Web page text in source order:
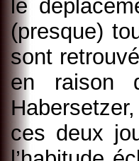
le
(presque)
sont
en raison
ces deux